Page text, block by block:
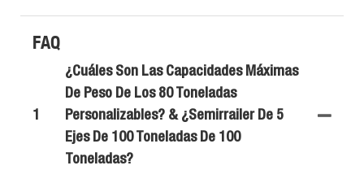
FAQ
1
¿Cuáles Son Las Capacidades Máximas
De Peso De Los 80 Toneladas
Personalizables? & ¿Semirrailer De 5
Ejes De 100 Toneladas De 100
Toneladas?